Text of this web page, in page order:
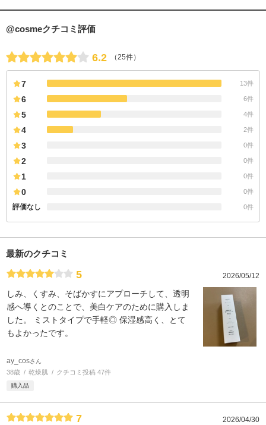
@cosmeクチコミ評価
6.2 （25件）
7 13件
6 6件
5 4件
4 2件
3 0件
2 0件
1 0件
0 0件
評価なし 0件
最新のクチコミ
5 2026/05/12
しみ、くすみ、そばかすにアプローチして、透明
感へ導くとのことで、美白ケアのために購入しま
した。 ミストタイプで手軽◎ 保湿感高く、とて
もよかったです。
ay_cosさん
38歳 乾燥肌 クチコミ投稿 47件
購入品
7 2026/04/30